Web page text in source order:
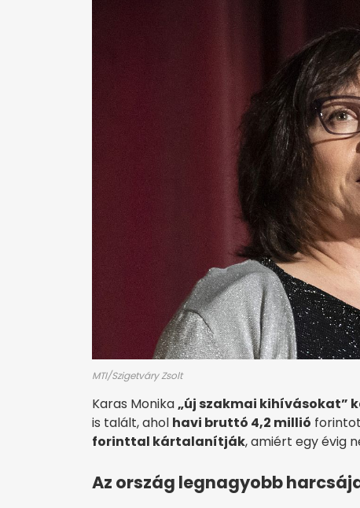
MTI/Szigetváry Zsolt
Karas Monika„új szakmai kihívásokat”
is talált, ahol havi bruttó 4,2 millió
forinttal kártalanítják, amiért egy évig
Az ország legnagyobb